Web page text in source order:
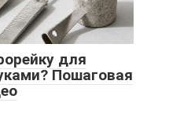
для
Пошаговая